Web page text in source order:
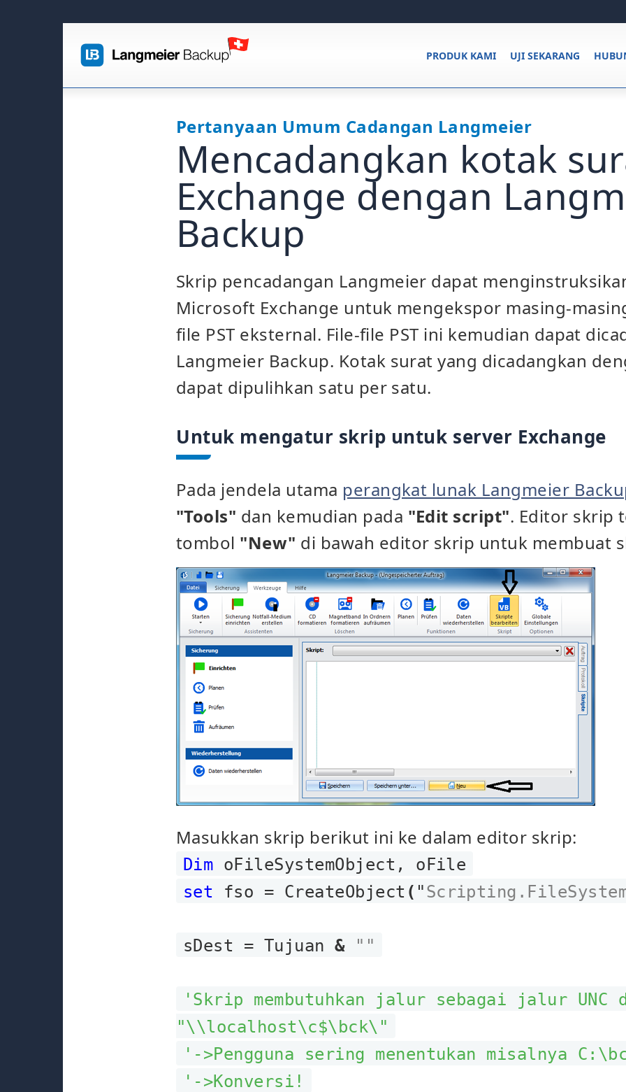
UJI SEKARANG
PRODUK KAMI
Pertanyaan Umum Cadangan Langmeier
Mencadangkan kotak
Exchange dengan
Backup
Skrip pencadangan Langmeier dapat
Microsoft Exchange untuk mengekspor masing-
file PST eksternal. File-file PST ini kemudian dapat
Langmeier Backup. Kotak surat yang dicadangkan
dapat dipulihkan satu per satu.
Untuk mengatur skrip untuk server Exchange
Pada jendela utama perangkat lunak Langmeier
"Tools" dan kemudian pada "Edit script". Editor skrip
tombol "New" di bawah editor skrip untuk membuat
Masukkan skrip berikut ini ke dalam editor skrip:
Dim oFileSystemObject, oFile
set fso = CreateObject ( "
sDest = Tujuan& ""
'Skrip membutuhkan jalur sebagai jalur UNC
"\\localhost\c$\bck\"
'->Pengguna sering menentukan misalnya
'->Konversi!